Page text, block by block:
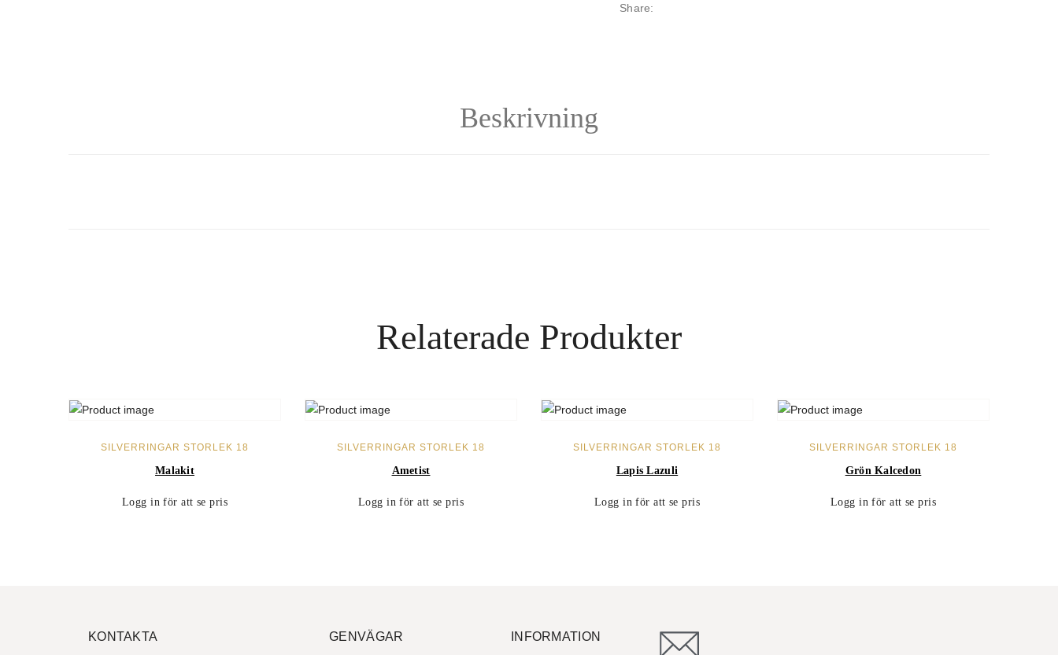
Share:
Beskrivning
Relaterade Produkter
SILVERRINGAR STORLEK 18
Malakit
Logg in för att se pris
SILVERRINGAR STORLEK 18
Ametist
Logg in för att se pris
SILVERRINGAR STORLEK 18
Lapis Lazuli
Logg in för att se pris
SILVERRINGAR STORLEK 18
Grön Kalcedon
Logg in för att se pris
KONTAKTA GENVÄGAR INFORMATION